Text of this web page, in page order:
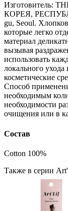
Изготовитель:
КОРЕЯ,
gu, Seoul.
которые легко
материал
вызывая
использовать
локального
косметические
Способ
необходимым
необходимости
очищения или в
Состав
Cotton 100%
Также в серии